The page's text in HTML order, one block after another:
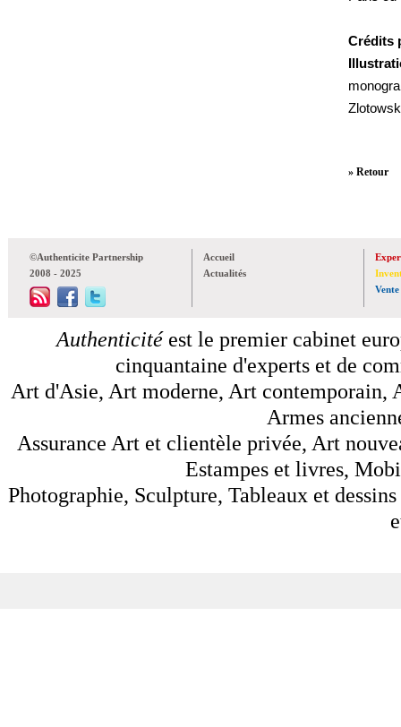
Crédits
» Retour
©Authenticite Partnership
2008 - 2025
Accueil
Actualités
Vente
Authenticitéest le premier cabinet
cinquantaine d'experts et de
Art d'Asie, Art moderne, Art contemporain,
Armes
Assurance Art et clientèle privée, Art
Estampes et livres,
Photographie, Sculpture, Tableaux et